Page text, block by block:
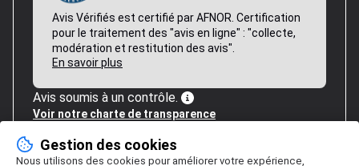
Avis Vérifiés est certifié par AFNOR. Certification
pour le traitement des "avis en ligne" : "collecte,
modération et restitution des avis".
En savoir plus
Avis soumis à un contrôle.
Voir notre charte de transparence
Gestion des cookies
Nous utilisons des cookies pour améliorer votre expérience,